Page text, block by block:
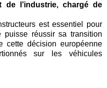
de l’industrie, chargé de
est essentiel pour
réussir sa transition
cette décision européenne
sur les véhicules